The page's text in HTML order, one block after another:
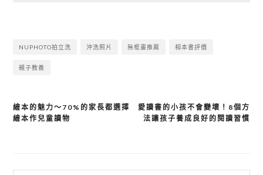
NUPHOTO拍立洗 沖洗照片 無框畫推薦 相本書評價
親子教養
文
愛讀書的小孩不會變壞！8個方
法讓孩子養成良好的閱讀習慣
繪本的魅力～70%的家長都選擇
繪本作兒童讀物